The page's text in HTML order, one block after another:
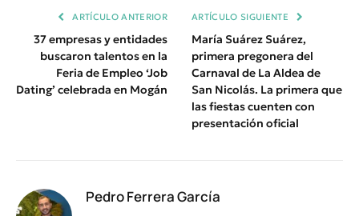
ARTÍCULO ANTERIOR
37 empresas y entidades
buscaron talentos en la
Feria de Empleo ‘Job
Dating’ celebrada en Mogán
ARTÍCULO SIGUIENTE
María Suárez Suárez,
primera pregonera del
Carnaval de La Aldea de
San Nicolás. La primera que
las fiestas cuenten con
presentación oficial
Pedro Ferrera García